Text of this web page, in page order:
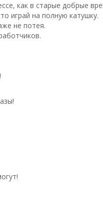
как в старые добрые
играй на полную катушку.
не потея.